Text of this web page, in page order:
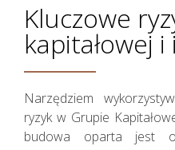
Kluczowe
kapitałowej
Narzędziem
ryzyk w Grupie
budowa oparta jest